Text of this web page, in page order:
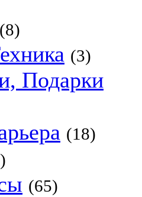
(8)
(3)
Подарки
(18)
(65)